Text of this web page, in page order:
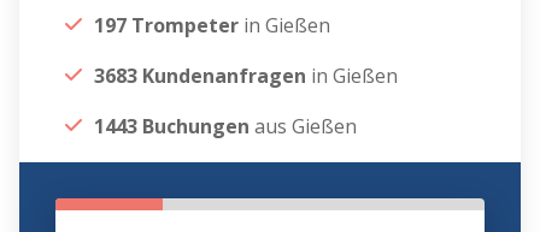
197 Trompeter in Gießen
3683 Kundenanfragen in Gießen
1443 Buchungen aus Gießen